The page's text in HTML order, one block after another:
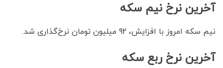
آخرین نرخ نیم سکه
نیم سکه امروز با افزایش، 92 میلیون تومان نرخ‌گذاری شد.
آخرین نرخ ربع سکه